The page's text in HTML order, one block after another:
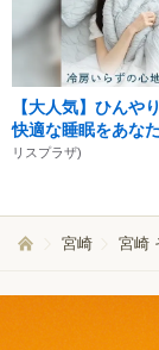
【大人気】ひんや
快適な睡眠をあなた
リスプラザ)
宮崎 宮崎